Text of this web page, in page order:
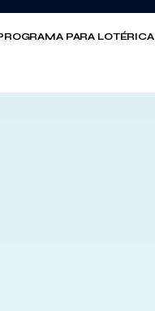
PARA LOTÉRICA